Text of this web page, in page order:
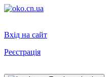
Вхід на сайт
Реєстрація